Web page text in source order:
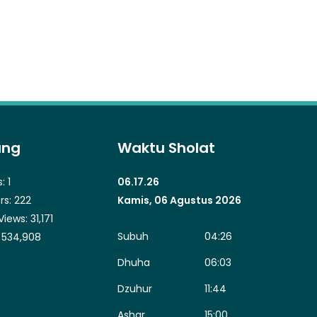
1
222
31,171
534,908
Waktu Sholat
06.17.27
Kamis, 06 Agustus 2026
Subuh
04:26
Dhuha
06:03
Dzuhur
11:44